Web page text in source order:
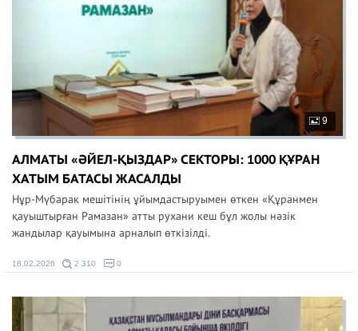
9
АЛМАТЫ «ӘЙЕЛ-ҚЫЗДАР» СЕКТОРЫ: 1000 ҚҰРАН
ХАТЫМ БАТАСЫ ЖАСАЛДЫ
Нұр-Мүбарак мешітінің ұйымдастыруымен өткен «Құранмен
қауыштырған Рамазан» атты рухани кеш бұл жолы нәзік
жандылар қауымына арналып өткізілді.
18.02.2026 2 310 0